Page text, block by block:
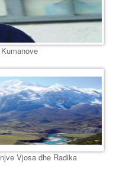
Vjosa dhe Radika